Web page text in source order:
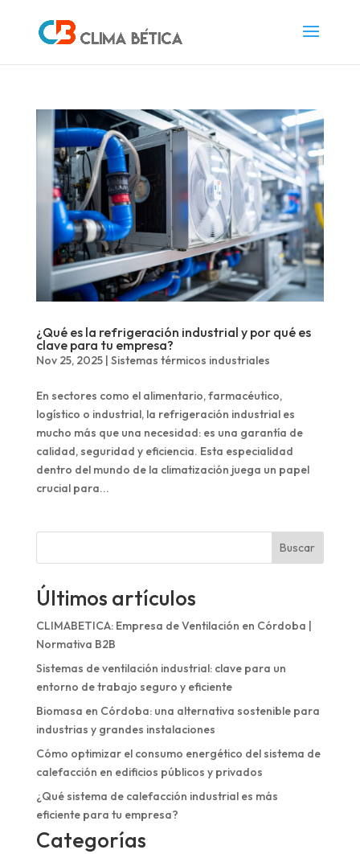
¿Qué es la refrigeración industrial y por qué es
clave para tu empresa?
Nov 25, 2025| Sistemas térmicos industriales
En sectores como el alimentario, farmacéutico,
logístico o industrial, la refrigeración industrial es
mucho más que una necesidad: es una garantía de
calidad, seguridad y eficiencia. Esta especialidad
dentro del mundo de la climatización juega un papel
crucial para...
Buscar
Últimos artículos
CLIMABETICA: Empresa de Ventilación en Córdoba |
Normativa B2B
Sistemas de ventilación industrial: clave para un
entorno de trabajo seguro y eficiente
Biomasa en Córdoba: una alternativa sostenible para
industrias y grandes instalaciones
Cómo optimizar el consumo energético del sistema de
calefacción en edificios públicos y privados
¿Qué sistema de calefacción industrial es más
eficiente para tu empresa?
Categorías